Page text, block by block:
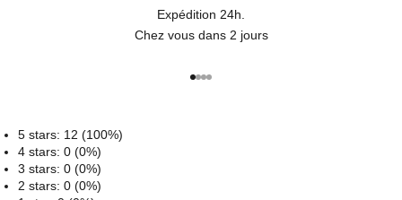
Expédition 24h.
Chez vous dans 2 jours
Aller à l'élément 1
Aller à l'élément 2
Aller à l'élément 3
Aller à l'élément 4
5 stars: 12 (100%)
4 stars: 0 (0%)
3 stars: 0 (0%)
2 stars: 0 (0%)